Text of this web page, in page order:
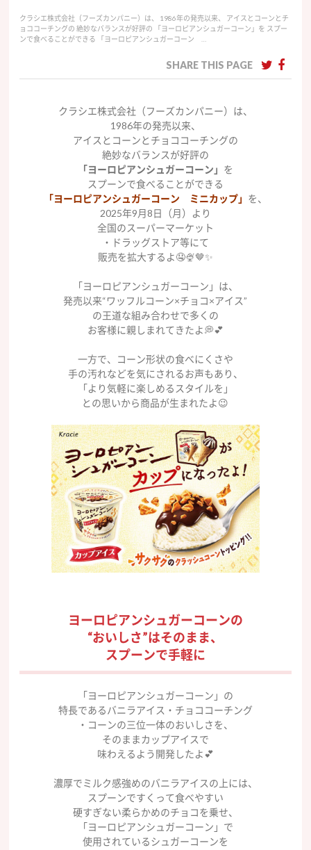
クラシエ株式会社（フーズカンパニー）は、 1986年の発売以来、 アイスとコーンとチ
ョココーチングの 絶妙なバランスが好評の 「ヨーロピアンシュガーコーン」を スプー
ンで食べることができる 「ヨーロピアンシュガーコーン …
SHARE THIS PAGE
クラシエ株式会社（フーズカンパニー）は、
1986年の発売以来、
アイスとコーンとチョココーチングの
絶妙なバランスが好評の
「ヨーロピアンシュガーコーン」 を
スプーンで食べることができる
「ヨーロピアンシュガーコーン ミニカップ」 を、
2025年9月8日（月）より
全国のスーパーマーケット
・ドラッグストア等にて
販売を拡大するよ🤤🍨🤎✨
「ヨーロピアンシュガーコーン」は、
発売以来“ワッフルコーン×チョコ×アイス”
の王道な組み合わせで多くの
お客様に親しまれてきたよ💭💕
一方で、コーン形状の食べにくさや
手の汚れなどを気にされるお声もあり、
「より気軽に楽しめるスタイルを」
との思いから商品が生まれたよ😉
ヨーロピアンシュガーコーンの
“おいしさ”はそのまま、
スプーンで手軽に
「ヨーロピアンシュガーコーン」の
特長であるバニラアイス・チョココーチング
・コーンの三位一体のおいしさを、
そのままカップアイスで
味わえるよう開発したよ💕
濃厚でミルク感強めのバニラアイスの上には、
スプーンですくって食べやすい
硬すぎない柔らかめのチョコを乗せ、
「ヨーロピアンシュガーコーン」で
使用されているシュガーコーンを